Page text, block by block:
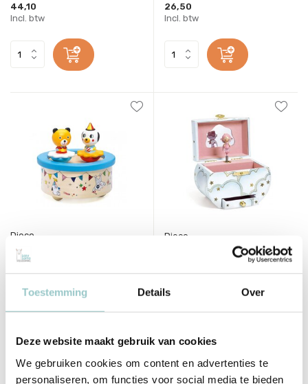
Toestemming Details Over
Deze website maakt gebruik van cookies
We gebruiken cookies om content en advertenties te
personaliseren, om functies voor social media te bieden
44,10
Incl. btw
26,50
Incl. btw
Djeco
Speeldoosje Fantasy Melody
1-2 werkdagen
Incl. btw
Djeco
Sieradendoosje met muziek
1-2 werkdagen
Incl. btw